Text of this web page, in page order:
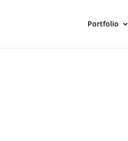
Portfolio